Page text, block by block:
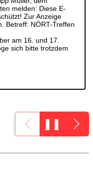
melden: Diese E-
Zur Anzeige
Betreff: NÖRT-Treffen
am 16. und 17.
sich bitte trotzdem
❚❚